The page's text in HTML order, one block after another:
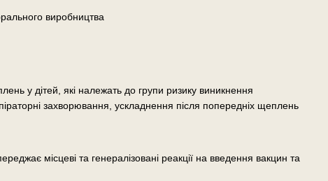
виробництва
у дітей, які належать до групи ризику виникнення
захворювання, ускладнення після попередніх щеплень
місцеві та генералізовані реакції на введення вакцин та